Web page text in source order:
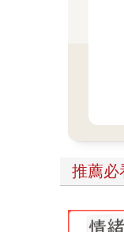
推薦必